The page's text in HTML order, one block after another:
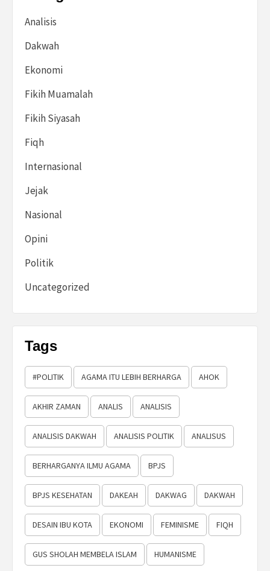
Analisis
Dakwah
Ekonomi
Fikih Muamalah
Fikih Siyasah
Fiqh
Internasional
Jejak
Nasional
Opini
Politik
Uncategorized
Tags
#POLITIK AGAMA ITU LEBIH BERHARGA AHOK
AKHIR ZAMAN ANALIS ANALISIS
ANALISIS DAKWAH ANALISIS POLITIK ANALISUS
BERHARGANYA ILMU AGAMA BPJS
BPJS KESEHATAN DAKEAH DAKWAG DAKWAH
DESAIN IBU KOTA EKONOMI FEMINISME FIQH
GUS SHOLAH MEMBELA ISLAM HUMANISME